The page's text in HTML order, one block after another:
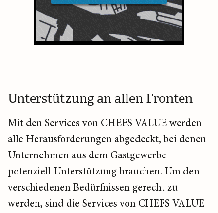
Unterstützung an allen Fronten
Mit den Services von CHEFS VALUE werden
alle Herausforderungen abgedeckt, bei denen
Unternehmen aus dem Gastgewerbe
potenziell Unterstützung brauchen. Um den
verschiedenen Bedürfnissen gerecht zu
werden, sind die Services von CHEFS VALUE